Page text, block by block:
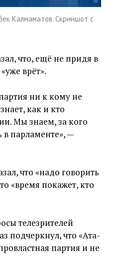
Калмаматов. Скриншот с
что, ещё не придя в
врёт».
ни к кому не
как и кто
Мы знаем, за кого
в парламенте», —
что «надо говорить
«время покажет, кто
телезрителей
подчеркнул, что «Ата-
партия и не